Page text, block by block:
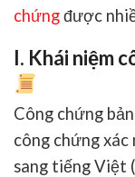
chứngđược
I. Khái niệm
Công chứng
công chứng xác
sang tiếng Việt